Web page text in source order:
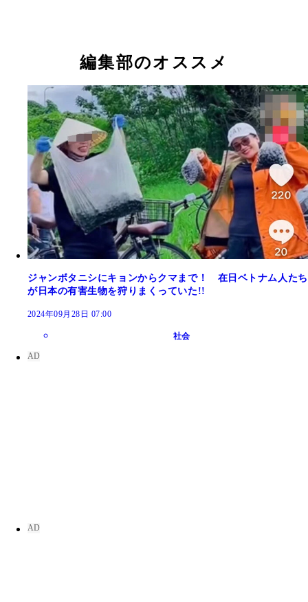
編集部のオススメ
ジャンボタニシにキョンからクマまで！ 在日ベトナム人たち
が日本の有害生物を狩りまくっていた!!
2024年09月28日 07:00
社会